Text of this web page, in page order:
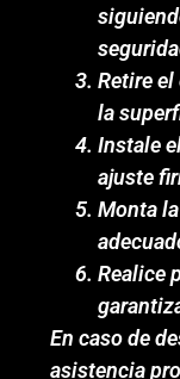
Retire
la
Instale
ajuste
Monta
Realice
En caso de
asistencia